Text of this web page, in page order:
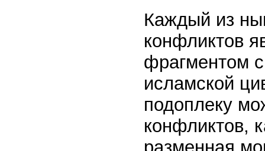
Каждый из
конфликтов
фрагментом
исламской
подоплеку
конфликтов,